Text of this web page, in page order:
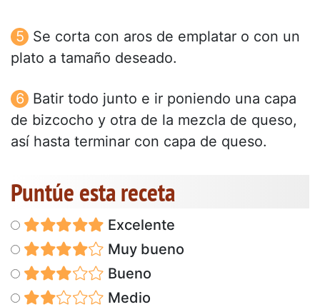
Se corta con aros de emplatar o con un
plato a tamaño deseado.
Batir todo junto e ir poniendo una capa
de bizcocho y otra de la mezcla de queso,
así hasta terminar con capa de queso.
Puntúe esta receta
Excelente
Muy bueno
Bueno
Medio